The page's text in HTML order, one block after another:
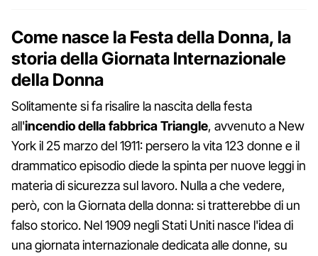
Come nasce la Festa della Donna, la
storia della Giornata Internazionale
della Donna
Solitamente si fa risalire la nascita della festa
all'incendio della fabbrica Triangle, avvenuto a New
York il 25 marzo del 1911: persero la vita 123 donne e il
drammatico episodio diede la spinta per nuove leggi in
materia di sicurezza sul lavoro. Nulla a che vedere,
però, con la Giornata della donna: si tratterebbe di un
falso storico. Nel 1909 negli Stati Uniti nasce l'idea di
una giornata internazionale dedicata alle donne, su